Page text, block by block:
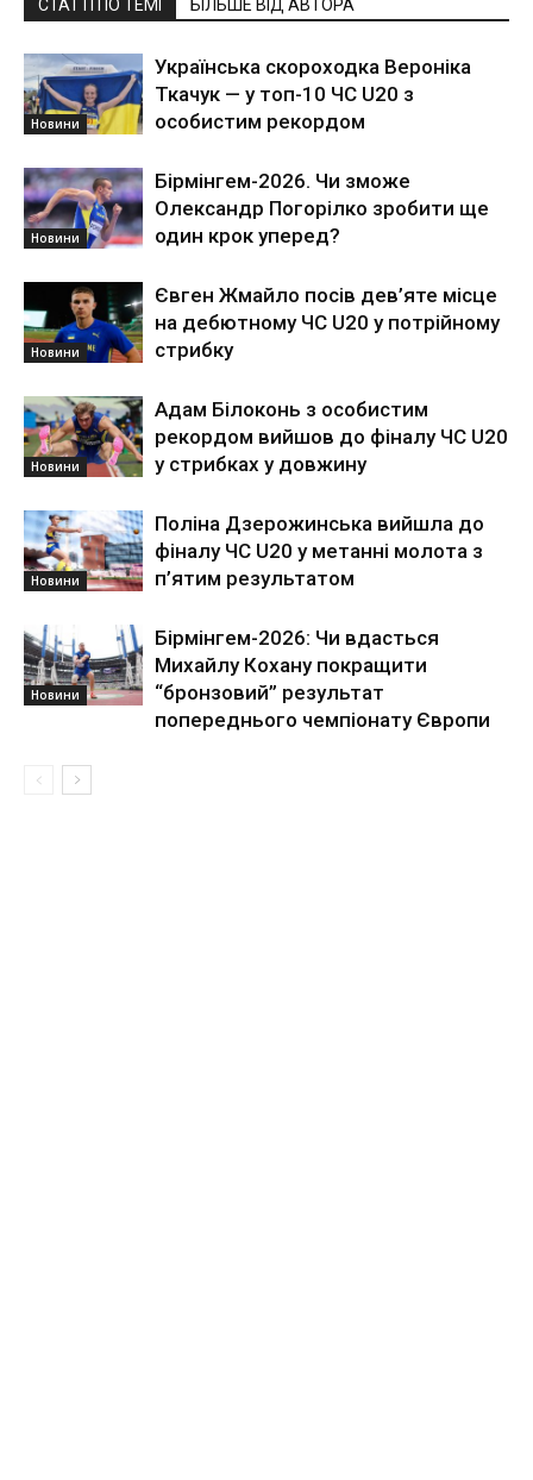
СТАТТІ ПО ТЕМІ БІЛЬШЕ ВІД АВТОРА
Новини
Українська скороходка Вероніка
Ткачук — у топ-10 ЧС U20 з
особистим рекордом
Новини
Бірмінгем-2026. Чи зможе
Олександр Погорілко зробити ще
один крок уперед?
Новини
Євген Жмайло посів дев’яте місце
на дебютному ЧС U20 у потрійному
стрибку
Новини
Адам Білоконь з особистим
рекордом вийшов до фіналу ЧС U20
у стрибках у довжину
Новини
Поліна Дзерожинська вийшла до
фіналу ЧС U20 у метанні молота з
п’ятим результатом
Новини
Бірмінгем-2026: Чи вдасться
Михайлу Кохану покращити
“бронзовий” результат
попереднього чемпіонату Європи